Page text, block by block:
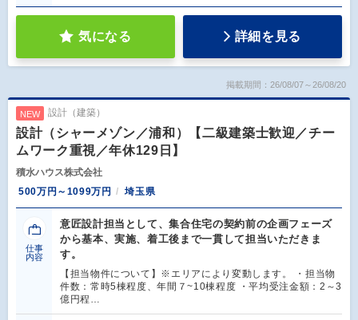
気になる 詳細を見る
掲載期間：26/08/07～26/08/20
NEW 設計（建築）
設計（シャーメゾン／浦和）【二級建築士歓迎／チー
ムワーク重視／年休129日】
積水ハウス株式会社
500万円～1099万円
埼玉県
仕事
内容
意匠設計担当として、集合住宅の契約前の企画フェーズ
から基本、実施、着工後まで一貫して担当いただきま
す。
【担当物件について】※エリアにより変動します。 ・担当物
件数：常時5棟程度、年間７~10棟程度 ・平均受注金額：2～3
億円程…